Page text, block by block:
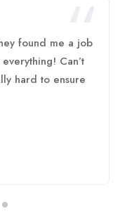
found me a job
Can’t
hard to ensure